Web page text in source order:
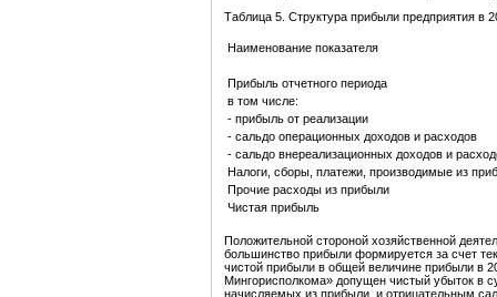
Таблица 5. Структура прибыли предприятия в
Наименование показателя
Прибыль отчетного периода
в том числе:
- прибыль от реализации
- сальдо операционных доходов и расходов
- сальдо внереализационных доходов и
Налоги, сборы, платежи, производимые из
Прочие расходы из прибыли
Чистая прибыль
Положительной стороной хозяйственной
большинство прибыли формируется за счет
чистой прибыли в общей величине прибыли в
Мингорисполкома» допущен чистый убыток в
начисляемых из прибыли, и отрицательным